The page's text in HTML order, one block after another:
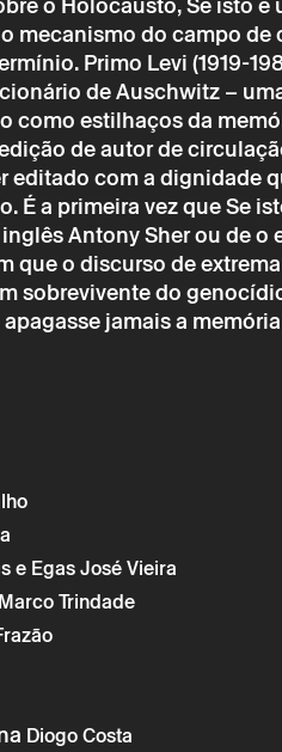
mecanismo do campo
Primo Levi (1919-
de Auschwitz –
como estilhaços da
de autor de
editado com a dignidade
É a primeira vez que Se
Antony Sher ou de
que o discurso de
sobrevivente do
jamais a
e Egas José Vieira
Marco Trindade
Diogo Costa